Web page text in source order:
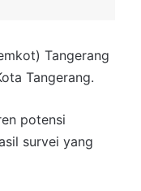
Tangerang
Tangerang.
potensi
survei yang